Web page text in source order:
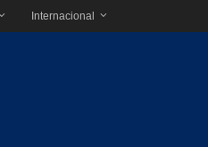
Internacional